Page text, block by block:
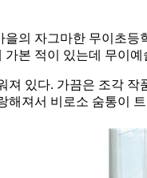
의 자그마한 무이초
본 적이 있는데 무이
져 있다. 가끔은 조각
해져서 비로소 숨통이